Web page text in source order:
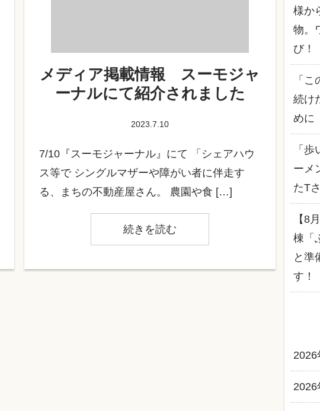
メディア掲載情報 スーモジャ
ーナルにて紹介されました
2023.7.10
7/10『スーモジャーナル』にて 「シェアハウ
ス等で シングルマザーや障がい者に伴走す
る、まちの不動産屋さん。 農園や食 […]
続きを読む
様か
物。
び！
「
続け
めに
「
ーメ
たT
【8
棟「
と準
す！
2026
2026